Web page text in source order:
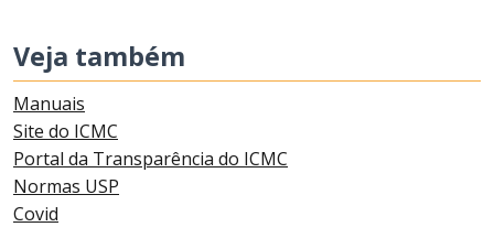
Veja também
Manuais
Site do ICMC
Portal da Transparência do ICMC
Normas USP
Covid